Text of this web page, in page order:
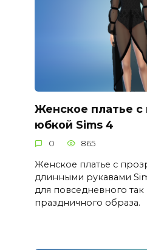
Женское платье с
юбкой Sims 4
0 865
Женское платье с
длинными рукавами
для повседневного так
праздничного образа.